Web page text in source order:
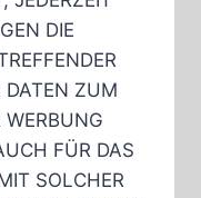
DIE
DATEN ZUM
WERBUNG
FÜR DAS
SOLCHER